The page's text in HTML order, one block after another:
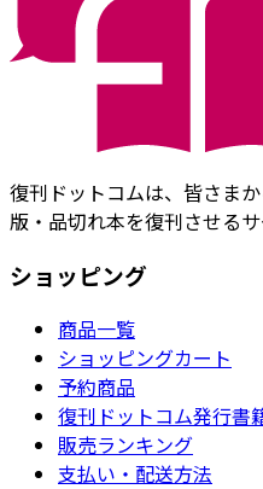
復刊ドットコムは、皆さま
版・品切れ本を復刊させるサ
ショッピング
商品一覧
ショッピングカート
予約商品
復刊ドットコム発行書
販売ランキング
支払い・配送方法